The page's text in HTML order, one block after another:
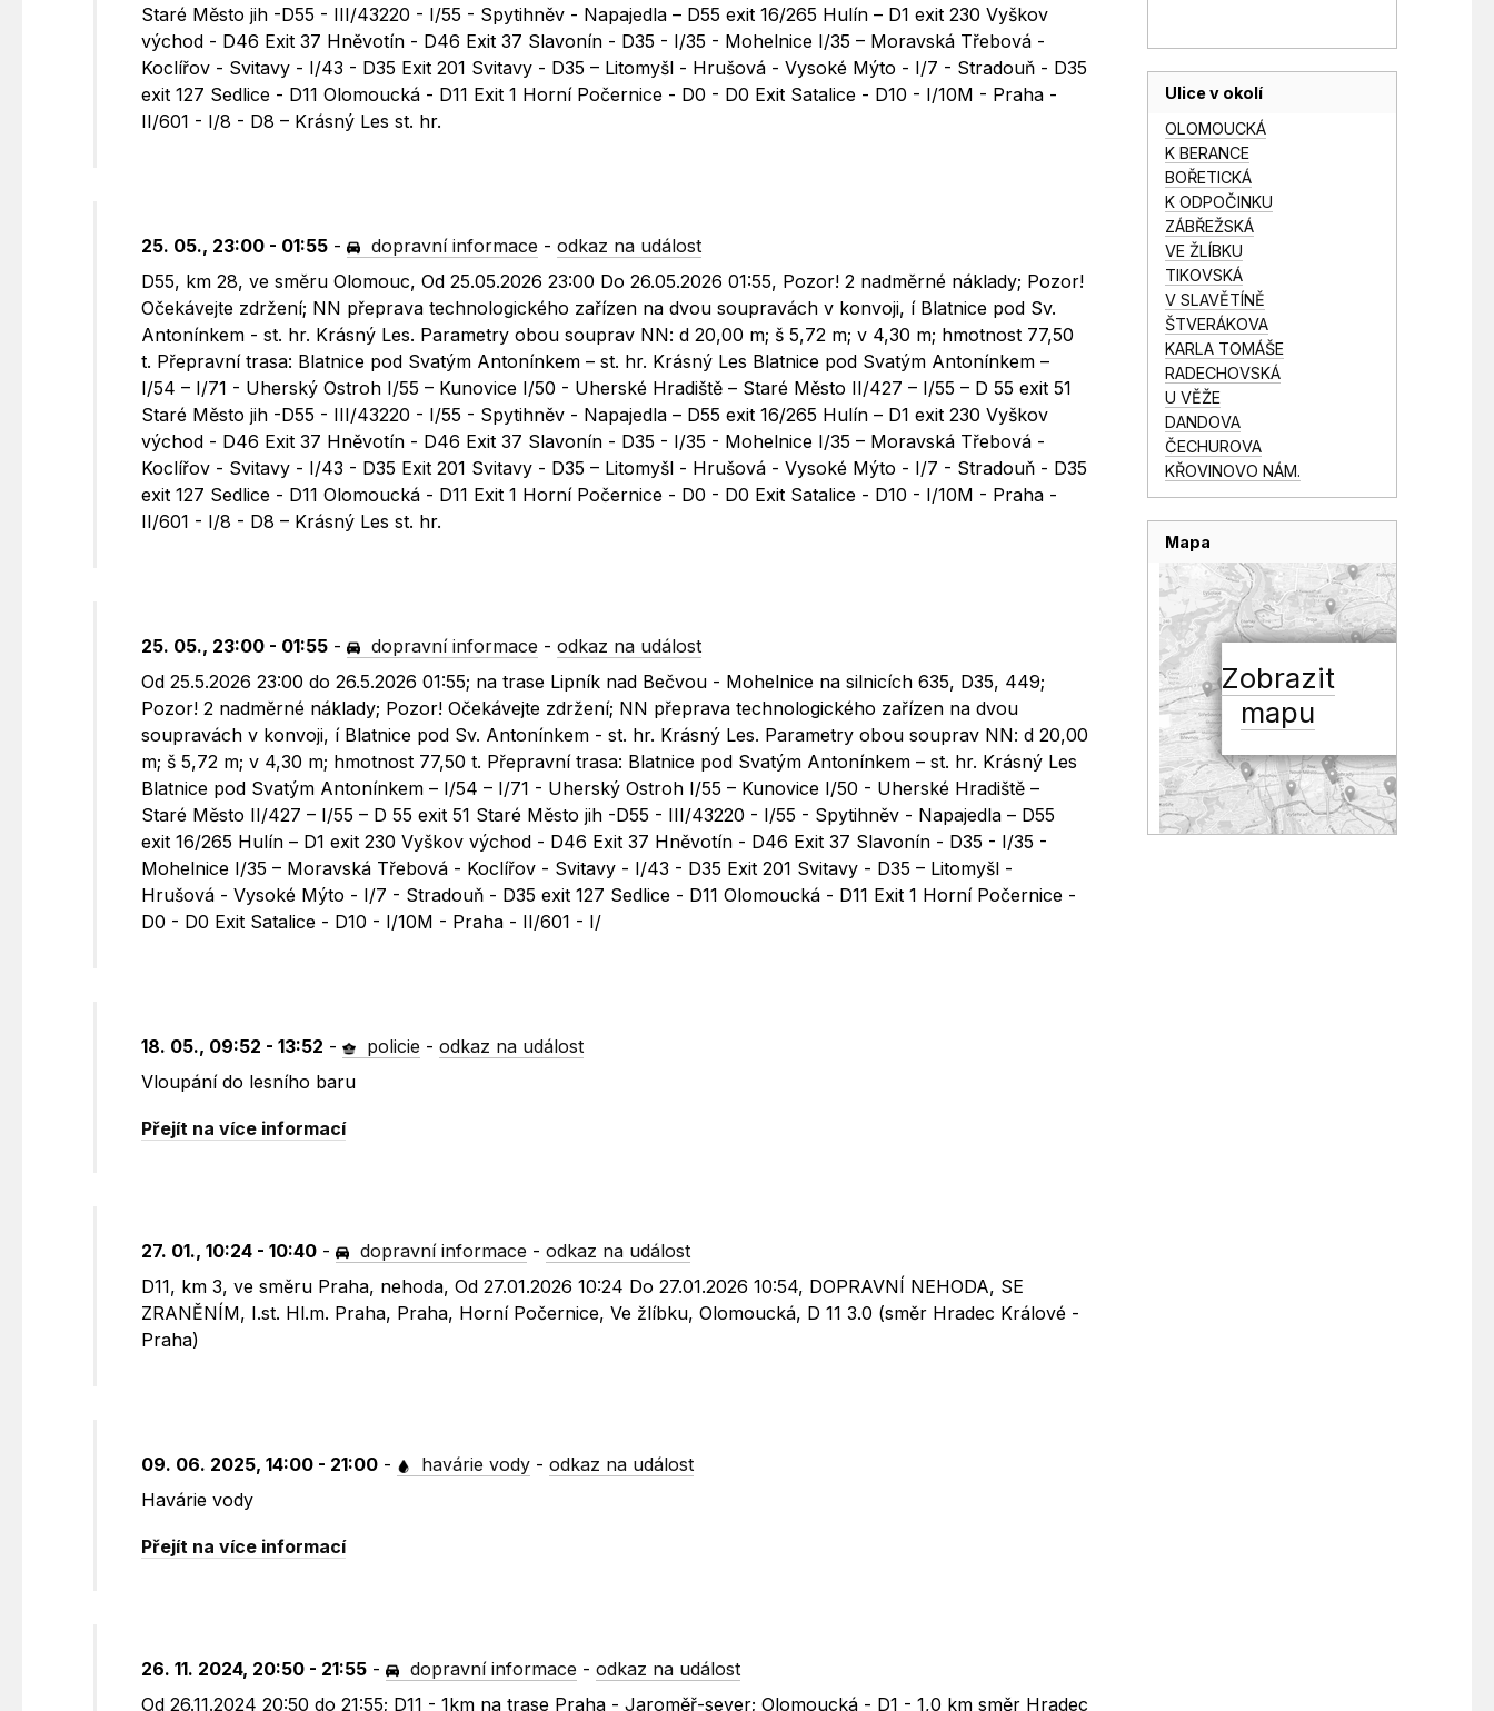
Staré Město jih -D55 - III/43220 - I/55 - Spytihněv - Napajedla – D55 exit 16/265 Hulín – D1 exit 230 Vyškov
východ - D46 Exit 37 Hněvotín - D46 Exit 37 Slavonín - D35 - I/35 - Mohelnice I/35 – Moravská Třebová -
Koclířov - Svitavy - I/43 - D35 Exit 201 Svitavy - D35 – Litomyšl - Hrušová - Vysoké Mýto - I/7 - Stradouň - D35
exit 127 Sedlice - D11 Olomoucká - D11 Exit 1 Horní Počernice - D0 - D0 Exit Satalice - D10 - I/10M - Praha -
II/601 - I/8 - D8 – Krásný Les st. hr.
25. 05., 23:00 - 01:55 - dopravní informace -odkaz na událost
D55, km 28, ve směru Olomouc, Od 25.05.2026 23:00 Do 26.05.2026 01:55, Pozor! 2 nadměrné náklady; Pozor!
Očekávejte zdržení; NN přeprava technologického zařízen na dvou soupravách v konvoji, í Blatnice pod Sv.
Antonínkem - st. hr. Krásný Les. Parametry obou souprav NN: d 20,00 m; š 5,72 m; v 4,30 m; hmotnost 77,50
t. Přepravní trasa: Blatnice pod Svatým Antonínkem – st. hr. Krásný Les Blatnice pod Svatým Antonínkem –
I/54 – I/71 - Uherský Ostroh I/55 – Kunovice I/50 - Uherské Hradiště – Staré Město II/427 – I/55 – D 55 exit 51
Staré Město jih -D55 - III/43220 - I/55 - Spytihněv - Napajedla – D55 exit 16/265 Hulín – D1 exit 230 Vyškov
východ - D46 Exit 37 Hněvotín - D46 Exit 37 Slavonín - D35 - I/35 - Mohelnice I/35 – Moravská Třebová -
Koclířov - Svitavy - I/43 - D35 Exit 201 Svitavy - D35 – Litomyšl - Hrušová - Vysoké Mýto - I/7 - Stradouň - D35
exit 127 Sedlice - D11 Olomoucká - D11 Exit 1 Horní Počernice - D0 - D0 Exit Satalice - D10 - I/10M - Praha -
II/601 - I/8 - D8 – Krásný Les st. hr.
25. 05., 23:00 - 01:55 - dopravní informace -odkaz na událost
Od 25.5.2026 23:00 do 26.5.2026 01:55; na trase Lipník nad Bečvou - Mohelnice na silnicích 635, D35, 449;
Pozor! 2 nadměrné náklady; Pozor! Očekávejte zdržení; NN přeprava technologického zařízen na dvou
soupravách v konvoji, í Blatnice pod Sv. Antonínkem - st. hr. Krásný Les. Parametry obou souprav NN: d 20,00
m; š 5,72 m; v 4,30 m; hmotnost 77,50 t. Přepravní trasa: Blatnice pod Svatým Antonínkem – st. hr. Krásný Les
Blatnice pod Svatým Antonínkem – I/54 – I/71 - Uherský Ostroh I/55 – Kunovice I/50 - Uherské Hradiště –
Staré Město II/427 – I/55 – D 55 exit 51 Staré Město jih -D55 - III/43220 - I/55 - Spytihněv - Napajedla – D55
exit 16/265 Hulín – D1 exit 230 Vyškov východ - D46 Exit 37 Hněvotín - D46 Exit 37 Slavonín - D35 - I/35 -
Mohelnice I/35 – Moravská Třebová - Koclířov - Svitavy - I/43 - D35 Exit 201 Svitavy - D35 – Litomyšl -
Hrušová - Vysoké Mýto - I/7 - Stradouň - D35 exit 127 Sedlice - D11 Olomoucká - D11 Exit 1 Horní Počernice -
D0 - D0 Exit Satalice - D10 - I/10M - Praha - II/601 - I/
18. 05., 09:52 - 13:52 - policie -odkaz na událost
Vloupání do lesního baru
Přejít na více informací
27. 01., 10:24 - 10:40 - dopravní informace -odkaz na událost
D11, km 3, ve směru Praha, nehoda, Od 27.01.2026 10:24 Do 27.01.2026 10:54, DOPRAVNÍ NEHODA, SE
ZRANĚNÍM, I.st. Hl.m. Praha, Praha, Horní Počernice, Ve žlíbku, Olomoucká, D 11 3.0 (směr Hradec Králové -
Praha)
09. 06. 2025, 14:00 - 21:00 - havárie vody -odkaz na událost
Havárie vody
Přejít na více informací
26. 11. 2024, 20:50 - 21:55 - dopravní informace -odkaz na událost
Od 26.11.2024 20:50 do 21:55; D11 - 1km na trase Praha - Jaroměř-sever; Olomoucká - D1 - 1,0 km směr Hradec
Ulice v okolí
OLOMOUCKÁ
K BERANCE
BOŘETICKÁ
K ODPOČINKU
ZÁBŘEŽSKÁ
VE ŽLÍBKU
TIKOVSKÁ
V SLAVĚTÍNĚ
ŠTVERÁKOVA
KARLA TOMÁŠE
RADECHOVSKÁ
U VĚŽE
DANDOVA
ČECHUROVA
KŘOVINOVO NÁM.
Mapa
Zobrazit
mapu